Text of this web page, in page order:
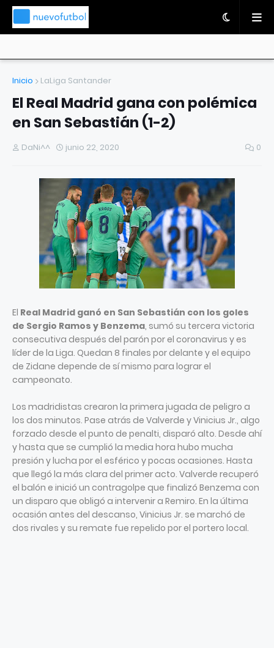
Inicio LaLiga Santander
El Real Madrid gana con polémica
en San Sebastián (1-2)
DaNi^^ junio 22, 2020 0
El Real Madrid ganó en San Sebastián con los goles
de Sergio Ramos y Benzema, sumó su tercera victoria
consecutiva después del parón por el coronavirus y es
líder de la Liga. Quedan 8 finales por delante y el equipo
de Zidane depende de sí mismo para lograr el
campeonato.
Los madridistas crearon la primera jugada de peligro a
los dos minutos. Pase atrás de Valverde y Vinicius Jr., algo
forzado desde el punto de penalti, disparó alto. Desde ahí
y hasta que se cumplió la media hora hubo mucha
presión y lucha por el esférico y pocas ocasiones. Hasta
que llegó la más clara del primer acto. Valverde recuperó
el balón e inició un contragolpe que finalizó Benzema con
un disparo que obligó a intervenir a Remiro. En la última
ocasión antes del descanso, Vinicius Jr. se marchó de
dos rivales y su remate fue repelido por el portero local.